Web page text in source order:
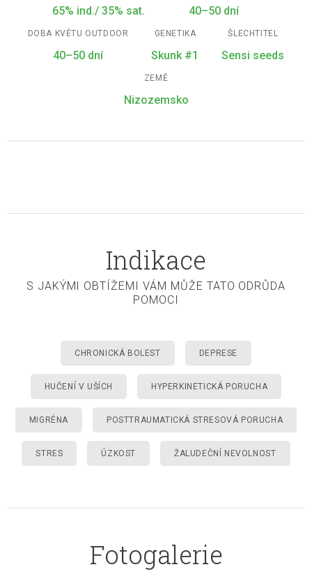
65% ind./ 35% sat. 40–50 dní
DOBA KVĚTU OUTDOOR
40–50 dní
GENETIKA
Skunk #1
ŠLECHTITEL
Sensi seeds
ZEMĚ
Nizozemsko
Indikace
S JAKÝMI OBTÍŽEMI VÁM MŮŽE TATO ODRŮDA
POMOCI
CHRONICKÁ BOLEST DEPRESE
HUČENÍ V UŠÍCH HYPERKINETICKÁ PORUCHA
MIGRÉNA POSTTRAUMATICKÁ STRESOVÁ PORUCHA
STRES ÚZKOST ŽALUDEČNÍ NEVOLNOST
Fotogalerie